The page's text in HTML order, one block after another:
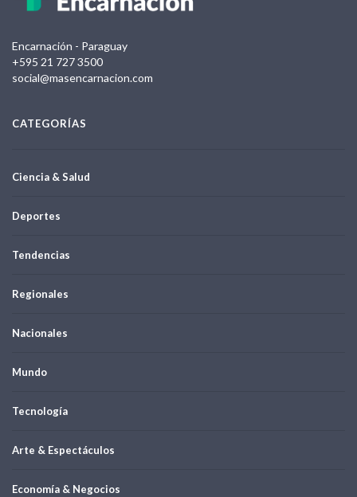
Encarnación - Paraguay
+595 21 727 3500
social@masencarnacion.com
CATEGORÍAS
Ciencia & Salud
Deportes
Tendencias
Regionales
Nacionales
Mundo
Tecnología
Arte & Espectáculos
Economía & Negocios